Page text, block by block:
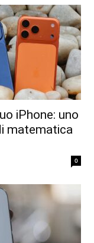
iPhone: uno
matematica
0